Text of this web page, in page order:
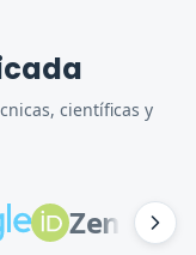
científicas y
Zenodo